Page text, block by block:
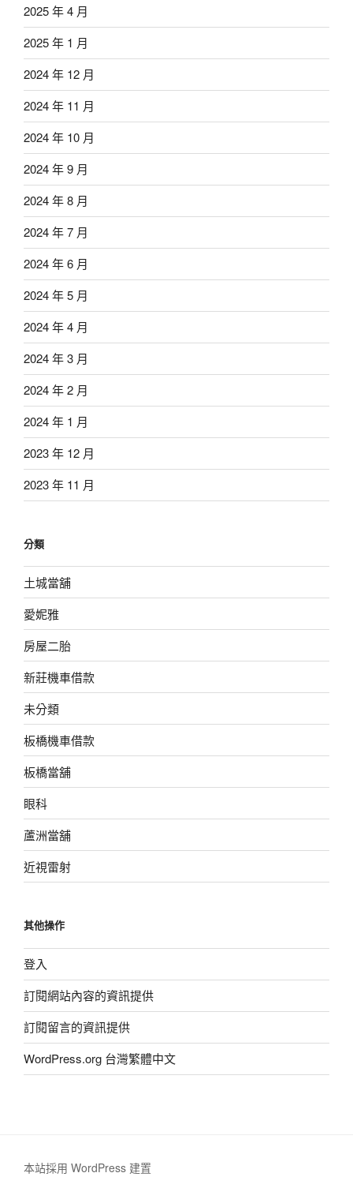
2025 年 4 月
2025 年 1 月
2024 年 12 月
2024 年 11 月
2024 年 10 月
2024 年 9 月
2024 年 8 月
2024 年 7 月
2024 年 6 月
2024 年 5 月
2024 年 4 月
2024 年 3 月
2024 年 2 月
2024 年 1 月
2023 年 12 月
2023 年 11 月
分類
土城當舖
愛妮雅
房屋二胎
新莊機車借款
未分類
板橋機車借款
板橋當舖
眼科
蘆洲當舖
近視雷射
其他操作
登入
訂閱網站內容的資訊提供
訂閱留言的資訊提供
WordPress.org 台灣繁體中文
本站採用 WordPress 建置